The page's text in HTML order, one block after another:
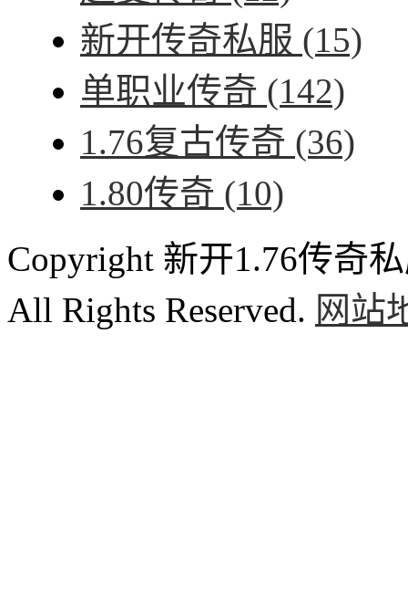
新开传奇私服 (15)
单职业传奇 (142)
1.76复古传奇 (36)
1.80传奇 (10)
Copyright 新开1.76传奇
All Rights Reserved. 网站